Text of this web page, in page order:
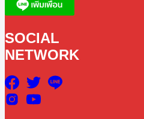
SOCIAL
NETWORK